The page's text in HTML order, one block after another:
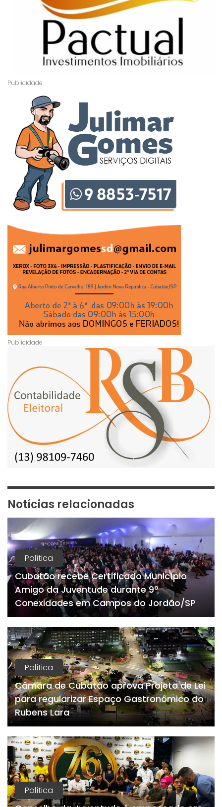
Notícias relacionadas
Política
Cubatão recebe Certificado Município
Amigo da Juventude durante 9º
Conexidades em Campos do Jordão/SP
Política
Câmara de Cubatão aprova Projeto de Lei
para regularizar Espaço Gastronômico do
Rubens Lara
Política